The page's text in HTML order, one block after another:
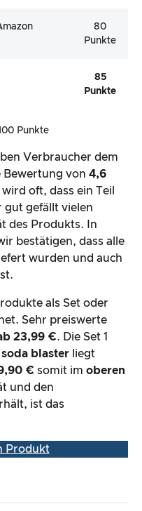
80
Punkte
85
Punkte
Punkte
Verbraucher dem
Bewertung von 4,6
oft, dass ein Teil
gut gefällt vielen
des Produkts. In
bestätigen, dass alle
wurden und auch
als Set oder
Sehr preiswerte
23,99 €. Die Set 1
blaster liegt
€ somit im oberen
und den
ist das
Produkt